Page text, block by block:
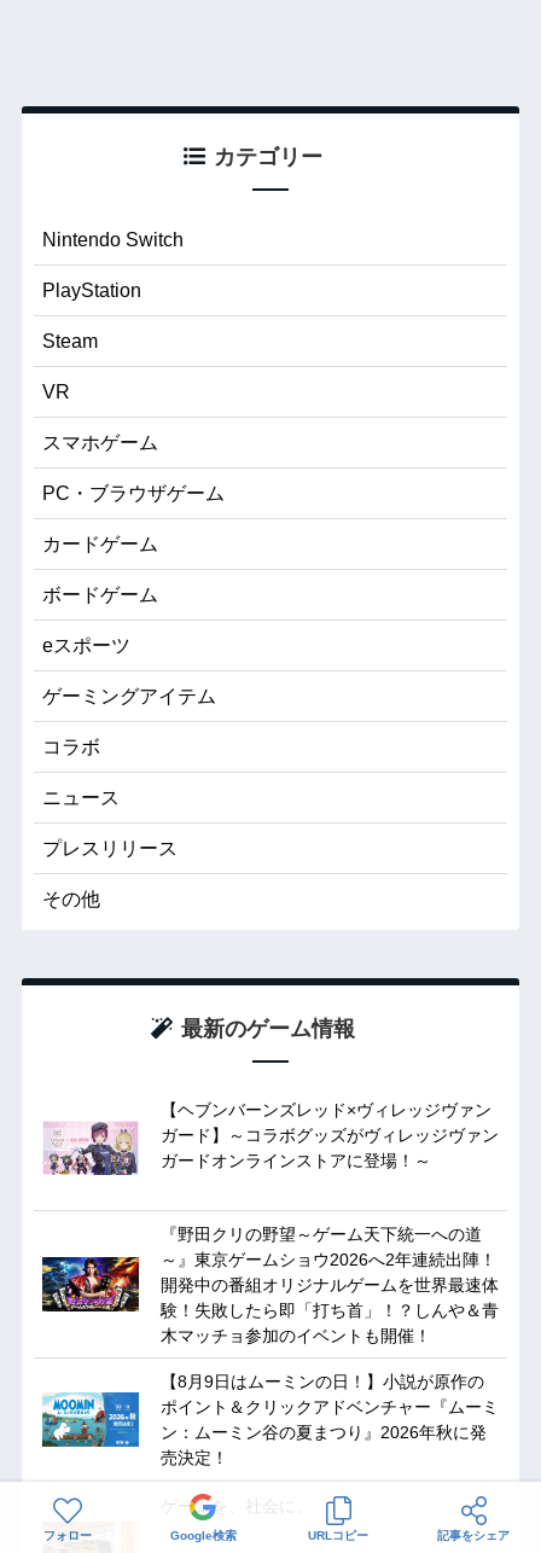
カテゴリー
Nintendo Switch
PlayStation
Steam
VR
スマホゲーム
PC・ブラウザゲーム
カードゲーム
ボードゲーム
eスポーツ
ゲーミングアイテム
コラボ
ニュース
プレスリリース
その他
最新のゲーム情報
【ヘブンバーンズレッド×ヴィレッジヴァン
ガード】～コラボグッズがヴィレッジヴァン
ガードオンラインストアに登場！～
『野田クリの野望～ゲーム天下統一への道
～』東京ゲームショウ2026へ2年連続出陣！
開発中の番組オリジナルゲームを世界最速体
験！失敗したら即「打ち首」！？しんや＆青
木マッチョ参加のイベントも開催！
【8月9日はムーミンの日！】小説が原作の
ポイント＆クリックアドベンチャー『ムーミ
ン：ムーミン谷の夏まつり』2026年秋に発
売決定！
ゲームを、社会に。
フォロー Google検索 URLコピー 記事をシェア